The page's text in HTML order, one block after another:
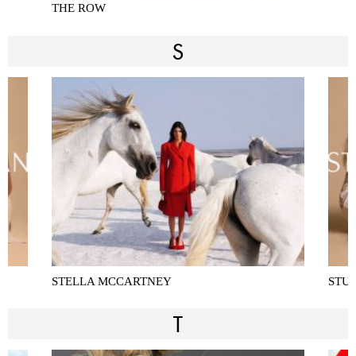
THE ROW
S
STELLA MCCARTNEY
T